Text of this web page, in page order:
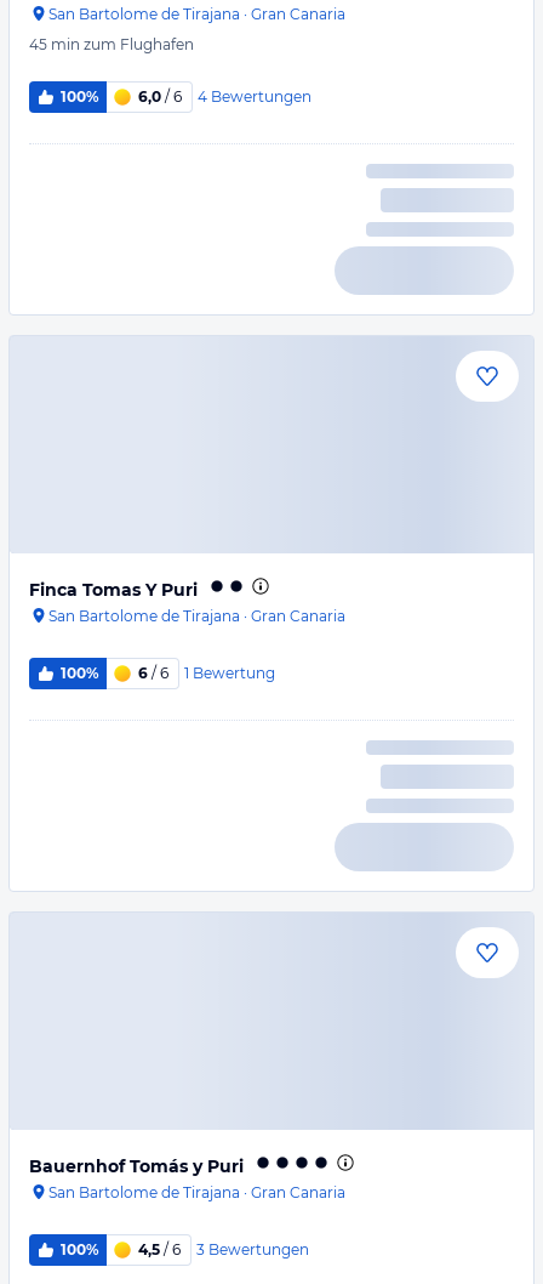
San Bartolome de Tirajana · Gran Canaria
45 min zum Flughafen
100% 6,0 / 6 4 Bewertungen
Finca Tomas Y Puri
San Bartolome de Tirajana · Gran Canaria
100% 6 / 6 1 Bewertung
Bauernhof Tomás y Puri
San Bartolome de Tirajana · Gran Canaria
100% 4,5 / 6 3 Bewertungen